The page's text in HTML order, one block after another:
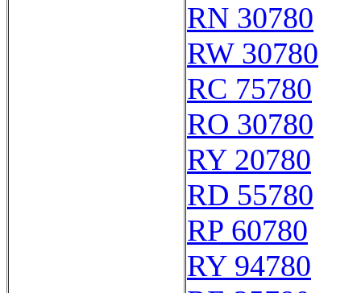
RN 30780
RW 30780
RC 75780
RO 30780
RY 20780
RD 55780
RP 60780
RY 94780